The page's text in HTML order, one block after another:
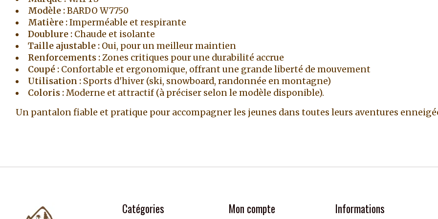
Modèle :BARDO W7750
Matière :Imperméable et respirante
Doublure :Chaude et isolante
Taille ajustable :Oui, pour un meilleur maintien
Renforcements :Zones critiques pour une durabilité accrue
Coupé :Confortable et ergonomique, offrant une grande liberté de mouvement
Utilisation :Sports d'hiver (ski, snowboard, randonnée en montagne)
Coloris :Moderne et attractif (à préciser selon le modèle disponible).
Un pantalon fiable et pratique pour accompagner les jeunes dans toutes leurs aventures
Catégories Mon compte Informations